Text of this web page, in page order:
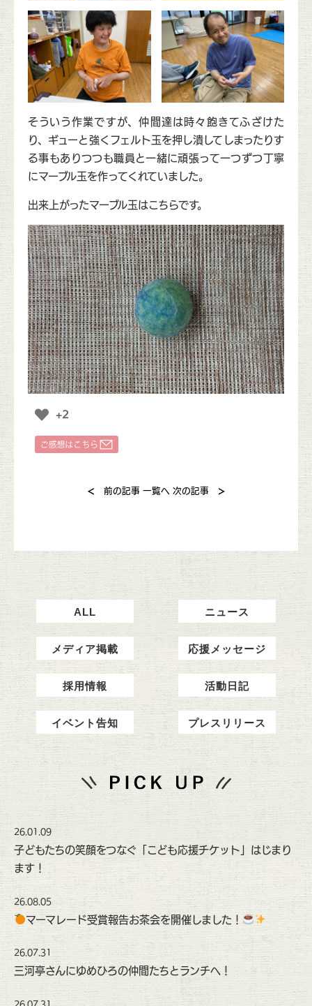
そういう作業ですが、仲間達は時々飽きてふざけた
り、ギューと強くフェルト玉を押し潰してしまったりす
る事もありつつも職員と一緒に頑張って一つずつ丁寧
にマーブル玉を作ってくれていました。
出来上がったマーブル玉はこちらです。
+2
< 前の記事 一覧へ 次の記事 >
ALL ニュース
メディア掲載 応援メッセージ
採用情報 活動日記
イベント告知 プレスリリース
26.01.09
子どもたちの笑顔をつなぐ「こども応援チケット」はじまり
ます！
26.08.05
マーマレード受賞報告お茶会を開催しました！
26.07.31
三河亭さんにゆめひろの仲間たちとランチへ！
26.07.31